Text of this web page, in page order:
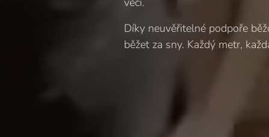
Díky neuvěřitelné podpoře
běžet za sny. Každý metr,